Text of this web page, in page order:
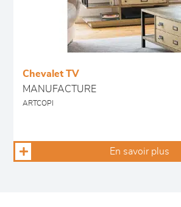
Chevalet TV
MANUFACTURE
ARTCOPI
En savoir plus